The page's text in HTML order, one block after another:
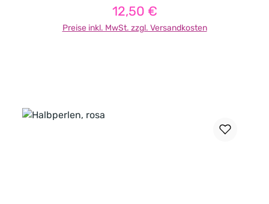
Regulärer Preis:
12,50 €
Preise inkl. MwSt. zzgl. Versandkosten